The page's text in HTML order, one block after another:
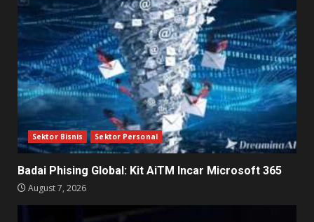
Sektor Bisnis Sektor Personal
Badai Phising Global: Kit AiTM Incar Microsoft 365
August 7, 2026